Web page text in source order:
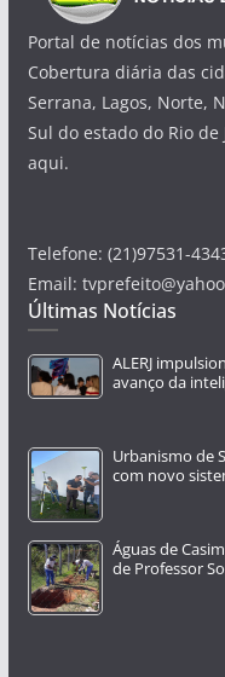
Portal de notícias dos
Cobertura diária das
Serrana, Lagos, Norte,
Sul do estado do Rio
aqui.
Telefone: (21)97531-
Email:
Últimas Notícias
ALERJ
avanço da
Urbanismo de
com novo
Águas de
de Professor